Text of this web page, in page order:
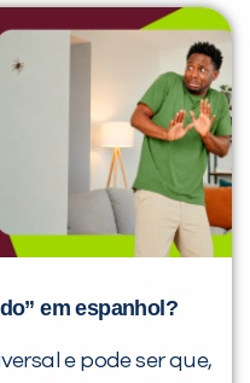
em espanhol?
e pode ser que,